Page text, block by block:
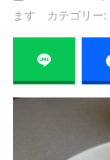
ます カテゴリー: